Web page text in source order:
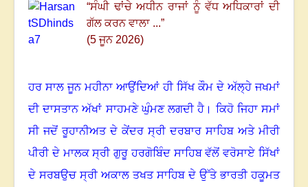
ਸੰਪਰਕ
We have 81 guests and no members online
2793533
ਅੱਜ711
“ਸੰਘੀ ਢਾਂਚੇ ਅਧੀਨ ਰਾਜਾਂ ਨੂੰ ਵੱਧ ਅਧਿਕਾਰਾਂ ਦੀ
ਗੱਲ ਕਰਨ ਵਾਲਾ ...”
(5 ਜੂਨ 2026)
ਹਰ ਸਾਲ ਜੂਨ ਮਹੀਨਾ ਆਉਂਦਿਆਂ ਹੀ ਸਿੱਖ ਕੌਮ ਦੇ ਅੱਲ੍ਹੇ ਜਖਮਾਂ
ਦੀ ਦਾਸਤਾਨ ਅੱਖਾਂ ਸਾਹਮਣੇ ਘੁੰਮਣ ਲਗਦੀ ਹੈ । ਕਿਹੋ ਜਿਹਾ ਸਮਾਂ
ਸੀ ਜਦੋਂ ਰੂਹਾਨੀਅਤ ਦੇ ਕੇਂਦਰ ਸ੍ਰੀ ਦਰਬਾਰ ਸਾਹਿਬ ਅਤੇ ਮੀਰੀ
ਪੀਰੀ ਦੇ ਮਾਲਕ ਸ੍ਰੀ ਗੁਰੂ ਹਰਗੋਬਿੰਦ ਸਾਹਿਬ ਵੱਲੋਂ ਵਰੋਸਾਏ ਸਿੱਖਾਂ
ਦੇ ਸਰਬਉਚ ਸ੍ਰੀ ਅਕਾਲ ਤਖਤ ਸਾਹਿਬ ਦੇ ਉੱਤੇ ਭਾਰਤੀ ਹਕੂਮਤ